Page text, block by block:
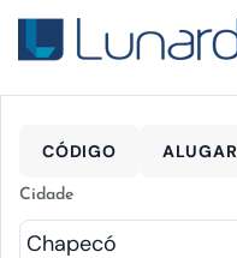
CÓDIGO ALUGAR
Cidade